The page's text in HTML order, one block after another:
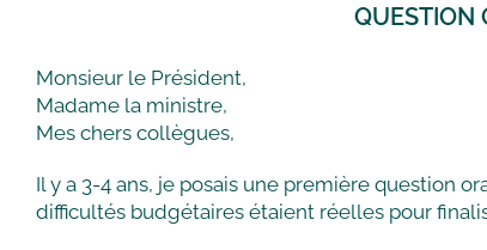
QUESTION
Monsieur le Président,
Madame la ministre,
Mes chers collègues,
Il y a 3-4 ans, je posais une première question
difficultés budgétaires étaient réelles pour